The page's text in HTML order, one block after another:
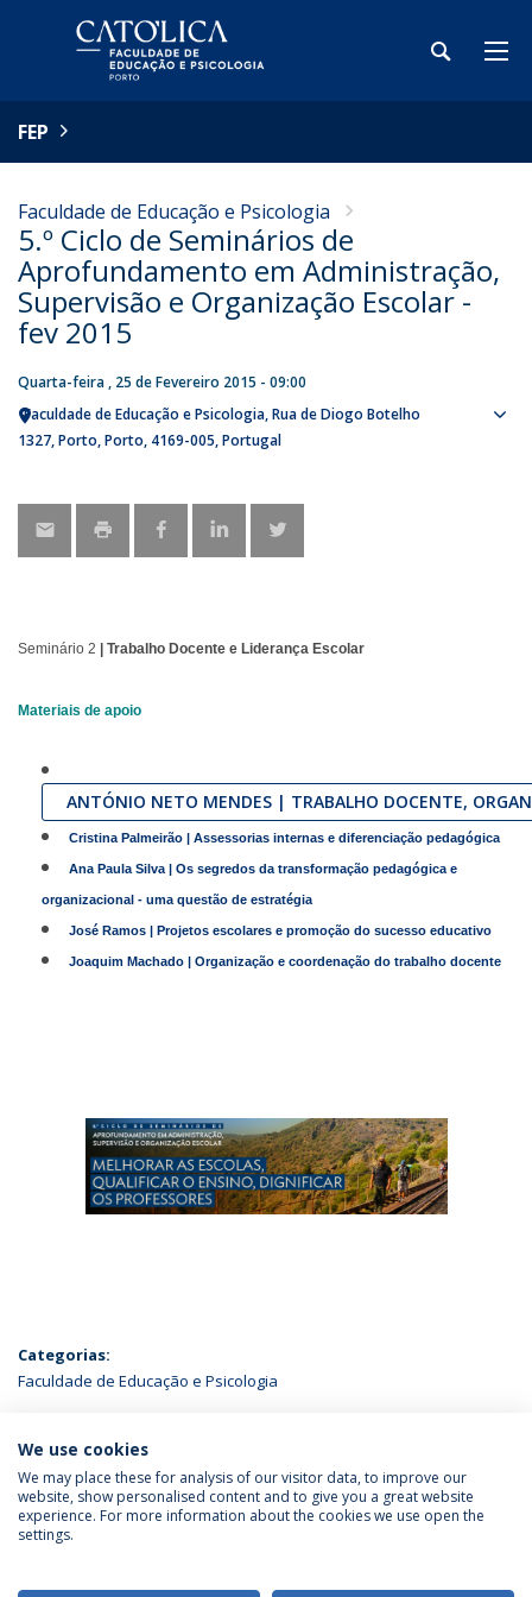
FEP
Faculdade de Educação e Psicologia
5.º Ciclo de Seminários de
Aprofundamento em Administração,
Supervisão e Organização Escolar -
fev 2015
Quarta-feira , 25 de Fevereiro 2015 - 09:00
Faculdade de Educação e Psicologia Rua de Diogo Botelho
1327 Porto Porto 4169-005 Portugal
Seminário 2 | Trabalho Docente e Liderança Escolar
Materiais de apoio
ANTÓNIO NETO MENDES | TRABALHO DOCENTE,
Cristina Palmeirão | Assessorias internas e diferenciação pedagógica
Ana Paula Silva | Os segredos da transformação pedagógica e
organizacional - uma questão de estratégia
José Ramos | Projetos escolares e promoção do sucesso educativo
Joaquim Machado | Organização e coordenação do trabalho docente
Categorias:
Faculdade de Educação e Psicologia
ÚLTIMAS NOTÍCIAS
Política de Privacidade
Termos & Condições
We use cookies
We may place these for analysis of our visitor data, to improve our
website, show personalised content and to give you a great website
experience. For more information about the cookies we use open the
settings.